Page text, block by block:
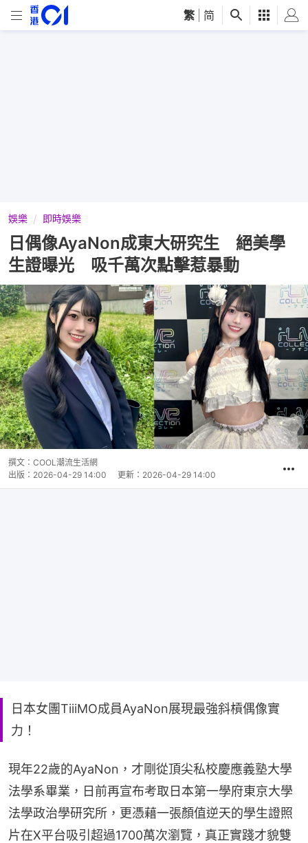
繁 简
娛樂 即時娛樂
日偶像AyaNon成東大研究生 絕美學
生證曝光 吸千萬次點擊惹暴動
撰文： COOL潮流生活網
出版： 2026-04-29 14:00 更新： 2026-04-29 14:00
日本女團TiiiMO成員AyaNon展現最強斜槓偶像實
力！
現年22歲的AyaNon，才剛從頂尖私校慶應義塾大學
法學系畢業，日前再宣布考取日本第一學府東京大學
法學政治學研究所，更憑藉一張顏值逆天的學生證照
片在X平台吸引超過1700萬次瀏覽，真正實踐才貌雙